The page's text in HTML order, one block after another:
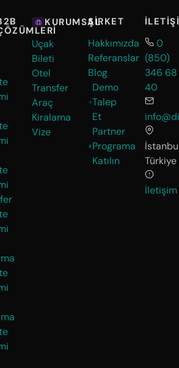
KURUMSAL
Uçak
Bileti
Otel
Transfer
Araç
Kiralama
Vize
ŞIRKET
Hakkımızda
Referanslar
Blog
Demo
Talep
Et
Partner
Programa
Katılın
0
(850)
346 68
40
Türkiye
İletişim